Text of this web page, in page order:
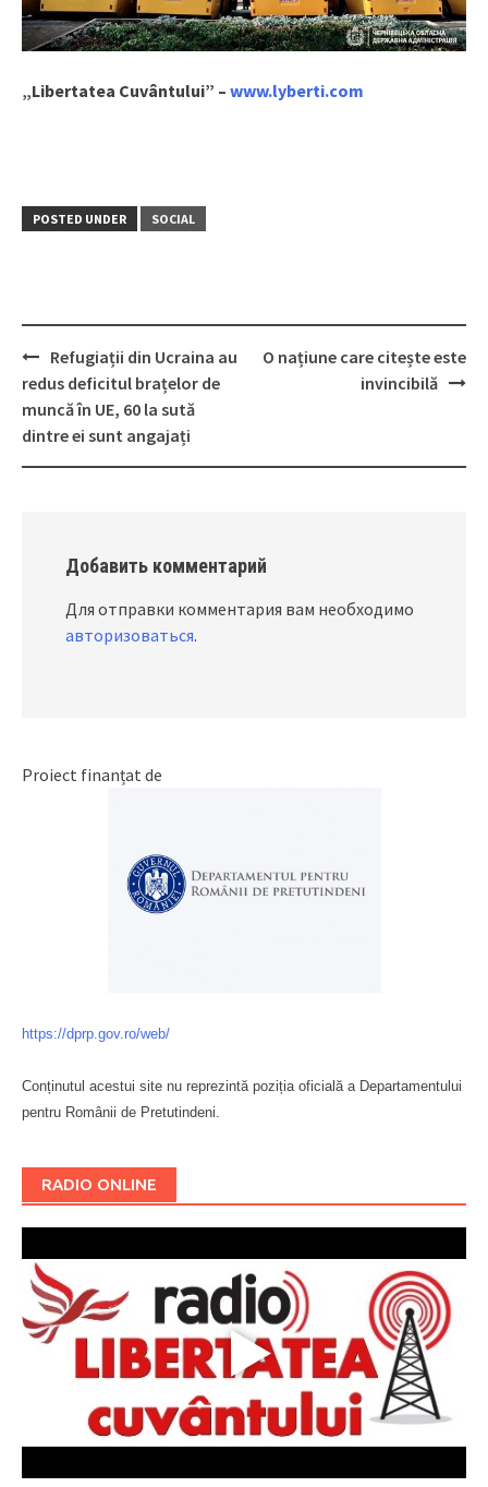
„Libertatea Cuvântului” – www.lyberti.com
POSTED UNDER SOCIAL
Post
navigation
Refugiații din Ucraina au
redus deficitul brațelor de
muncă în UE, 60 la sută
dintre ei sunt angajați
O națiune care citește este
invincibilă
Добавить комментарий
Для отправки комментария вам необходимо
авторизоваться.
Proiect finanțat de
https://dprp.gov.ro/web/
Conținutul acestui site nu reprezintă poziția oficială a Departamentului
pentru Românii de Pretutindeni.
RADIO ONLINE